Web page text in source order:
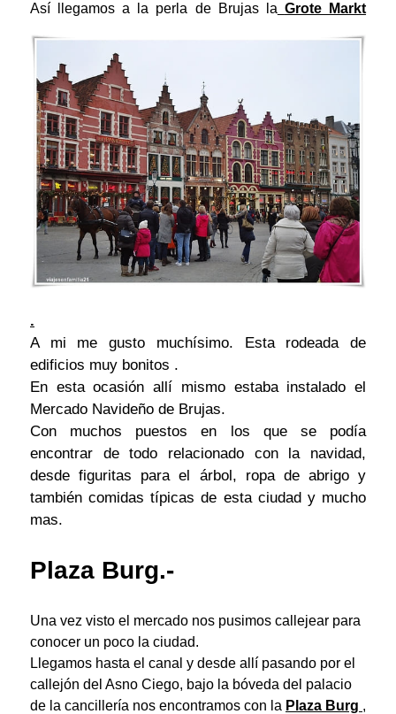
Así llegamos a la perla de Brujas la Grote Markt
.
A mi me gusto muchísimo. Esta rodeada de
edificios muy bonitos .
En esta ocasión allí mismo estaba instalado el
Mercado Navideño de Brujas.
Con muchos puestos en los que se podía
encontrar de todo relacionado con la navidad,
desde figuritas para el árbol, ropa de abrigo y
también comidas típicas de esta ciudad y mucho
mas.
Plaza Burg.-
Una vez visto el mercado nos pusimos callejear para
conocer un poco la ciudad.
Llegamos hasta el canal y desde allí pasando por el
callejón del Asno Ciego, bajo la bóveda del palacio
de la cancillería nos encontramos con la Plaza Burg ,